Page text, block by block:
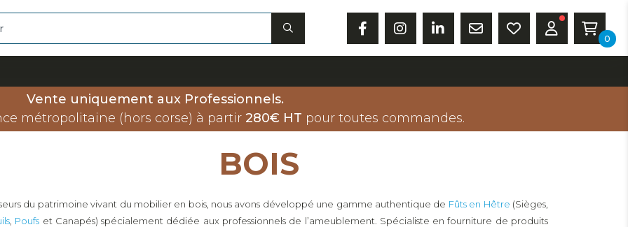
0
Vente uniquement aux Professionnels.
métropolitaine (hors corse) à partir 280€ HT pour toutes commandes.
BOIS
du patrimoine vivant du mobilier en bois, nous avons développé une gamme authentique de Fûts en Hêtre (Sièges,
Poufs et Canapés) spécialement dédiée aux professionnels de l’ameublement. Spécialiste en fourniture de produits